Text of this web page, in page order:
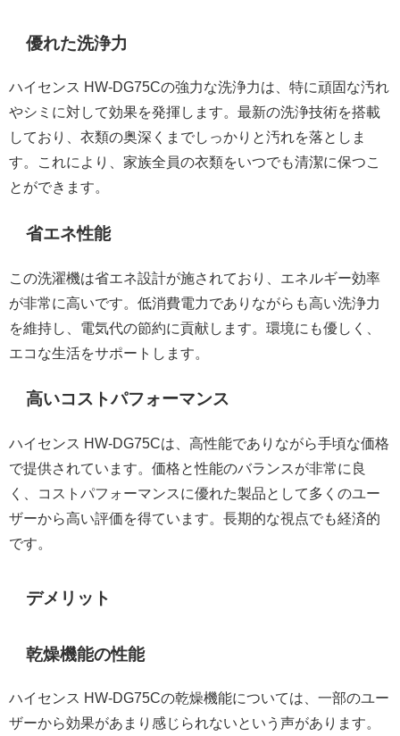
優れた洗浄力
ハイセンス HW-DG75Cの強力な洗浄力は、特に頑固な汚れ
やシミに対して効果を発揮します。最新の洗浄技術を搭載
しており、衣類の奥深くまでしっかりと汚れを落としま
す。これにより、家族全員の衣類をいつでも清潔に保つこ
とができます。
省エネ性能
この洗濯機は省エネ設計が施されており、エネルギー効率
が非常に高いです。低消費電力でありながらも高い洗浄力
を維持し、電気代の節約に貢献します。環境にも優しく、
エコな生活をサポートします。
高いコストパフォーマンス
ハイセンス HW-DG75Cは、高性能でありながら手頃な価格
で提供されています。価格と性能のバランスが非常に良
く、コストパフォーマンスに優れた製品として多くのユー
ザーから高い評価を得ています。長期的な視点でも経済的
です。
デメリット
乾燥機能の性能
ハイセンス HW-DG75Cの乾燥機能については、一部のユー
ザーから効果があまり感じられないという声があります。